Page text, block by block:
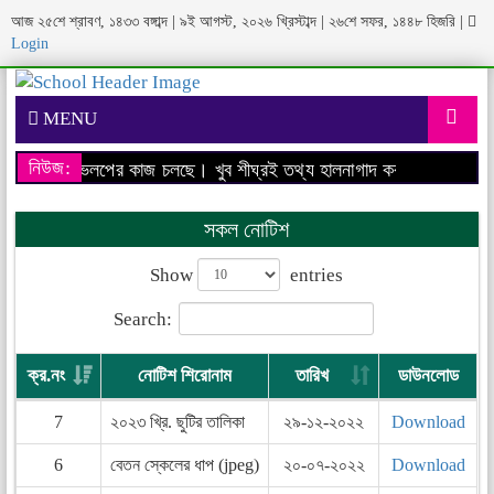
আজ ২৫শে শ্রাবণ, ১৪৩৩ বঙ্গাব্দ | ৯ই আগস্ট, ২০২৬ খ্রিস্টাব্দ | ২৬শে সফর, ১৪৪৮ হিজরি
Login
MENU
নিউজ:ডেভেলপের কাজ চলছে। খুব শীঘ্রই তথ্য হালনাগাদ করা হবে।
সকল নোটিশ
Show entries
Search:
ক্র.নং নোটিশ শিরোনাম তারিখ ডাউনলোড
7 ২০২৩ খ্রি. ছুটির তালিকা ২৯-১২-২০২২ Download
6 বেতন স্কেলের ধাপ (jpeg) ২০-০৭-২০২২ Download